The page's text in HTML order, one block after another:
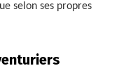
selon ses propres